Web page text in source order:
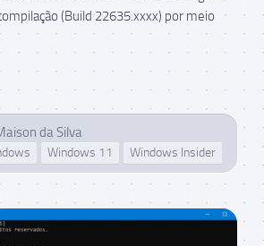
(Build 22635.xxxx) por meio
da Silva
Windows 11 Windows Insider